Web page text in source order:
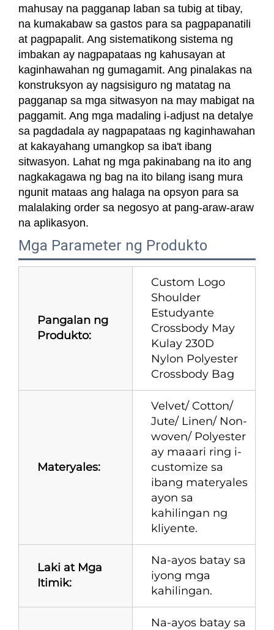
mahusay na pagganap laban sa tubig at tibay,
na kumakabaw sa gastos para sa pagpapanatili
at pagpapalit. Ang sistematikong sistema ng
imbakan ay nagpapataas ng kahusayan at
kaginhawahan ng gumagamit. Ang pinalakas na
konstruksyon ay nagsisiguro ng matatag na
pagganap sa mga sitwasyon na may mabigat na
paggamit. Ang mga madaling i-adjust na detalye
sa pagdadala ay nagpapataas ng kaginhawahan
at kakayahang umangkop sa iba't ibang
sitwasyon. Lahat ng mga pakinabang na ito ang
nagkakagawa ng bag na ito bilang isang mura
ngunit mataas ang halaga na opsyon para sa
malalaking order sa negosyo at pang-araw-araw
na aplikasyon.
Mga Parameter ng Produkto
Pangalan ng
Produkto:
Custom Logo
Shoulder
Estudyante
Crossbody May
Kulay 230D
Nylon Polyester
Crossbody Bag
Materyales:
Velvet/ Cotton/
Jute/ Linen/ Non-
woven/ Polyester
ay maaari ring i-
customize sa
ibang materyales
ayon sa
kahilingan ng
kliyente.
Laki at Mga
Itimik:
Na-ayos batay sa
iyong mga
kahilingan.
Na-ayos batay sa